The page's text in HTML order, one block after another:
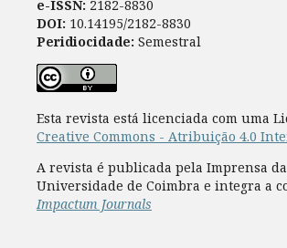
e-ISSN: 2182-8830
DOI: 10.14195/2182-8830
Peridiocidade: Semestral
Esta revista está licenciada com uma
Creative Commons - Atribuição 4.0
A revista é publicada pela Imprensa da
Universidade de Coimbra e integra a
Impactum Journals